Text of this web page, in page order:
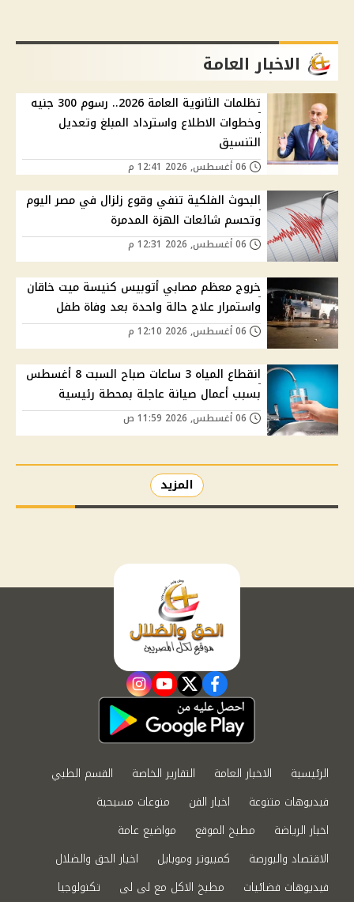
الاخبار العامة
تظلمات الثانوية العامة 2026.. رسوم 300 جنيه
وخطوات الاطلاع واسترداد المبلغ وتعديل
التنسيق
البحوث الفلكية تنفي وقوع زلزال في مصر اليوم
وتحسم شائعات الهزة المدمرة
خروج معظم مصابي أتوبيس كنيسة ميت خاقان
واستمرار علاج حالة واحدة بعد وفاة طفل
انقطاع المياه 3 ساعات صباح السبت 8 أغسطس
بسبب أعمال صيانة عاجلة بمحطة رئيسية
المزيد
facebook
twitter
youtube
instagram
الرئيسية الاخبار العامة التقارير الخاصة
القسم الطبي
فيديوهات متنوعة
اخبار الفن
منوعات مسيحية
اخبار الرياضة
مطبخ الموقع
مواضيع عامة
الاقتصاد والبورصة
كمبيوتر وموبايل
اخبار الحق والضلال
فيديوهات فضائيات
مطبخ الاكل مع لى لى تكنولوجيا